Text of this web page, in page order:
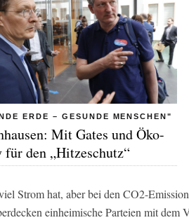
ERDE – GESUNDE MENSCHEN"
Mit Gates und Öko-
für den „Hitzeschutz“
Strom hat, aber bei den CO2-
einheimische Parteien mit